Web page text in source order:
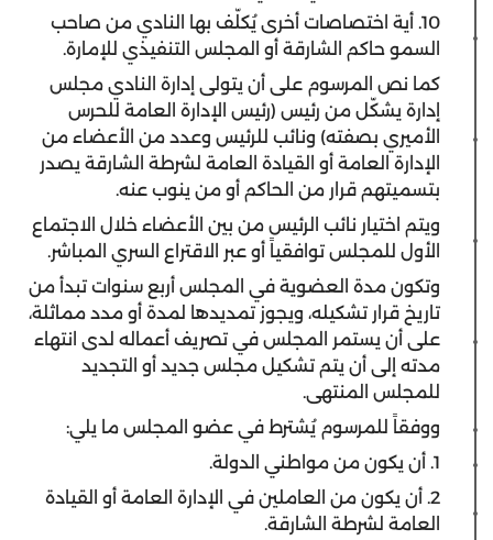
10. أية اختصاصات أخرى يُكلّف بها النادي من صاحب
السمو حاكم الشارقة أو المجلس التنفيذي للإمارة.
كما نص المرسوم على أن يتولى إدارة النادي مجلس
إدارة يشكّل من رئيس (رئيس الإدارة العامة للحرس
الأميري بصفته) ونائب للرئيس وعدد من الأعضاء من
الإدارة العامة أو القيادة العامة لشرطة الشارقة يصدر
بتسميتهم قرار من الحاكم أو من ينوب عنه.
ويتم اختيار نائب الرئيس من بين الأعضاء خلال الاجتماع
الأول للمجلس توافقياً أو عبر الاقتراع السري المباشر.
وتكون مدة العضوية في المجلس أربع سنوات تبدأ من
تاريخ قرار تشكيله، ويجوز تمديدها لمدة أو مدد مماثلة،
على أن يستمر المجلس في تصريف أعماله لدى انتهاء
مدته إلى أن يتم تشكيل مجلس جديد أو التجديد
للمجلس المنتهى.
ووفقاً للمرسوم يُشترط في عضو المجلس ما يلي:
1. أن يكون من مواطني الدولة.
2. أن يكون من العاملين في الإدارة العامة أو القيادة
العامة لشرطة الشارقة.